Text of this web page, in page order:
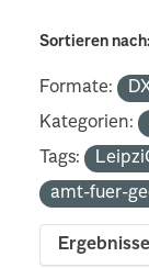
Sortieren nach
Formate:
Kategorien:
Tags:
amt-fuer-